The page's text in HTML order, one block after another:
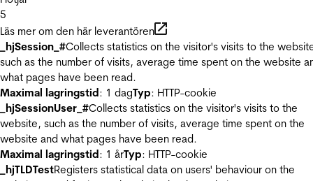
5
Läs mer om den här leverantören
_hjSession_#Collects statistics on the visitor's visits to the
such as the number of visits, average time spent on the website
what pages have been read.
Maximal lagringstid: 1 dagTyp: HTTP-cookie
_hjSessionUser_#Collects statistics on the visitor's visits to the
website, such as the number of visits, average time spent on the
website and what pages have been read.
Maximal lagringstid: 1 årTyp: HTTP-cookie
_hjTLDTestRegisters statistical data on users' behaviour on the